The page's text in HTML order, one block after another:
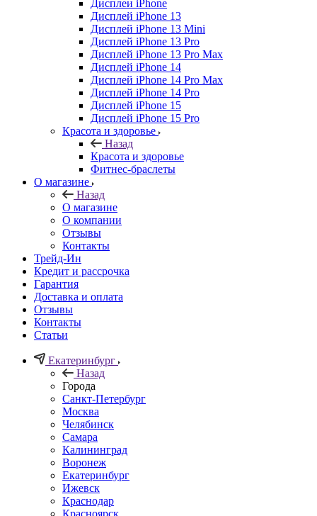
Дисплеи iPhone
Дисплей iPhone 13
Дисплей iPhone 13 Mini
Дисплей iPhone 13 Pro
Дисплей iPhone 13 Pro Max
Дисплей iPhone 14
Дисплей iPhone 14 Pro Max
Дисплей iPhone 14 Pro
Дисплей iPhone 15
Дисплей iPhone 15 Pro
Красота и здоровье
Назад
Красота и здоровье
Фитнес-браслеты
О магазине
Назад
О магазине
О компании
Отзывы
Контакты
Трейд-Ин
Кредит и рассрочка
Гарантия
Доставка и оплата
Отзывы
Контакты
Статьи
Екатеринбург
Назад
Города
Санкт-Петербург
Москва
Челябинск
Самара
Калининград
Воронеж
Екатеринбург
Ижевск
Краснодар
Красноярск